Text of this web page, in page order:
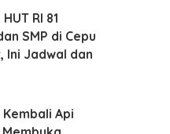
RI 81
SMP di Cepu
Ini Jadwal dan
Api